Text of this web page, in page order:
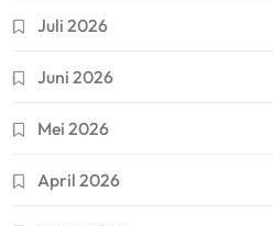
Juli 2026
Juni 2026
Mei 2026
April 2026